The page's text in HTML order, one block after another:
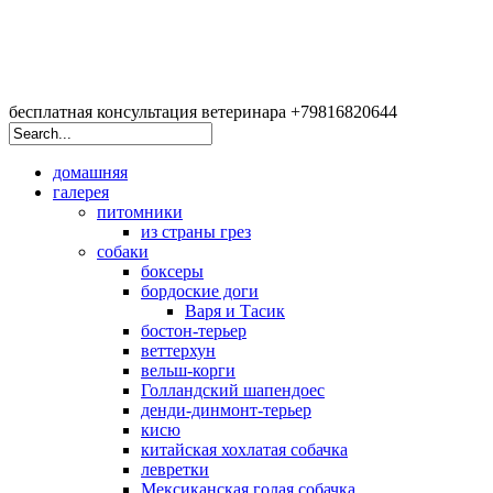
бесплатная консультация ветеринара +79816820644
домашняя
галерея
питомники
из страны грез
собаки
боксеры
бордоские доги
Варя и Тасик
бостон-терьер
веттерхун
вельш-корги
Голландский шапендоес
денди-динмонт-терьер
кисю
китайская хохлатая собачка
левретки
Мексиканская голая собачка